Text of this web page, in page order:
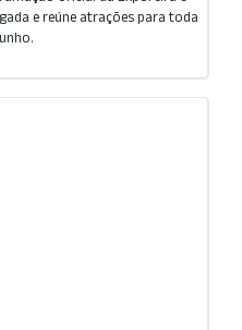
e reúne atrações para toda